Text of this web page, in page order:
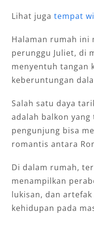
Lihat juga tempat
Halaman rumah ini
perunggu Juliet, di
menyentuh tangan
keberuntungan
Salah satu daya
adalah balkon
pengunjung bisa
romantis antara
Di dalam rumah,
menampilkan
lukisan, dan
kehidupan pada